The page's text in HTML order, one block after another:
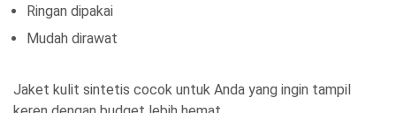
Ringan dipakai
Mudah dirawat
Jaket kulit sintetis cocok untuk Anda yang ingin tampil